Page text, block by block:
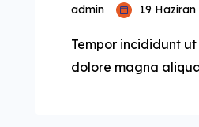
admin 19
Tempor incididunt
dolore magna